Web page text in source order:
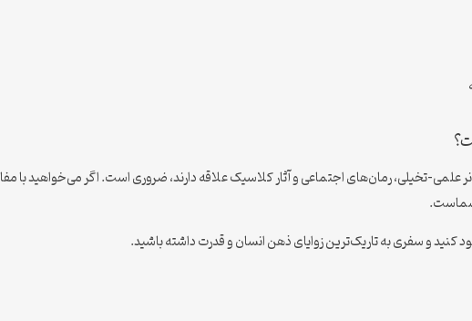
علمی-تخیلی، رمان‌های اجتماعی و آثار کلاسیک علاقه دارند، ضروری است. اگر می‌خواهید با
کنید و سفری به تاریک‌ترین زوایای ذهن انسان و قدرت داشته باشید.